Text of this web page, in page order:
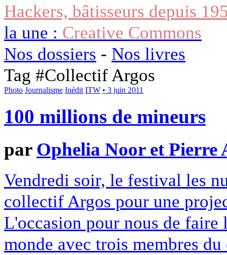
Hackers, bâtisseurs depuis
la une : Creative Commons
Nos dossiers - Nos livres
Tag #Collectif Argos
Photo Journalisme Inédit ITW • 3 juin 2011
100 millions de mineurs
par Ophelia Noor et Pierre
Vendredi soir, le festival les
collectif Argos pour une
L'occasion pour nous de faire
monde avec trois membres